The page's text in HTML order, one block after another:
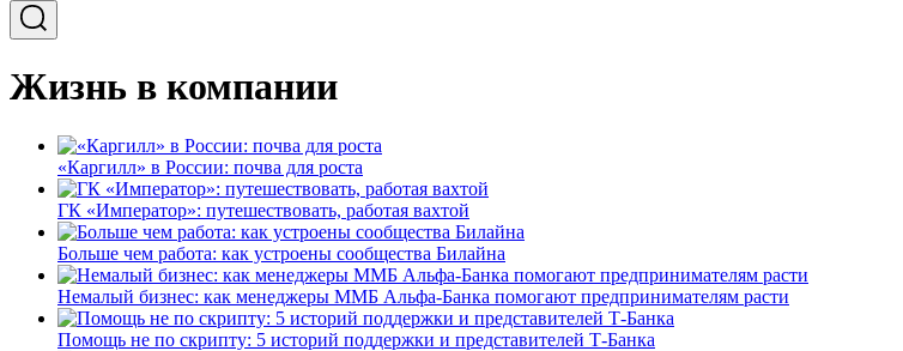
Жизнь в компании
«Каргилл» в России: почва для роста
ГК «Император»: путешествовать, работая вахтой
Больше чем работа: как устроены сообщества Билайна
Немалый бизнес: как менеджеры ММБ Альфа-Банка помогают предпринимателям расти
Помощь не по скрипту: 5 историй поддержки и представителей Т-Банка